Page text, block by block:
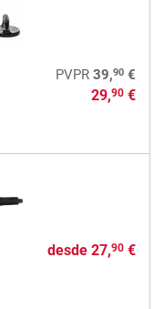
PVPR 39,90€
29,90€
desde 27,90€